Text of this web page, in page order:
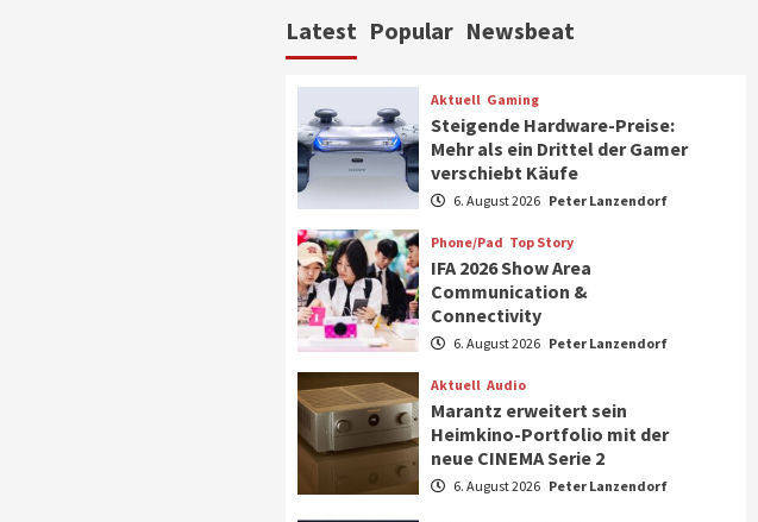
6
CHERRY baut Vertriebsteam
7
Smart Living Top Story
Verbraucher setzen immer
mehr auf Klimageräte und
Ventilatoren
1
Aktuell Gaming
Steigende Hardware-Preise:
Mehr als ein Drittel der
Gamer verschiebt Käufe
Phone/Pad Top Story
IFA 2026 Show Area
Communication &
Connectivity
Latest Popular Newsbeat
Aktuell Gaming
Steigende Hardware-Preise:
Mehr als ein Drittel der Gamer
verschiebt Käufe
6. August 2026 Peter Lanzendorf
Phone/Pad Top Story
IFA 2026 Show Area
Communication &
Connectivity
6. August 2026 Peter Lanzendorf
Aktuell Audio
Marantz erweitert sein
Heimkino-Portfolio mit der
neue CINEMA Serie 2
6. August 2026 Peter Lanzendorf